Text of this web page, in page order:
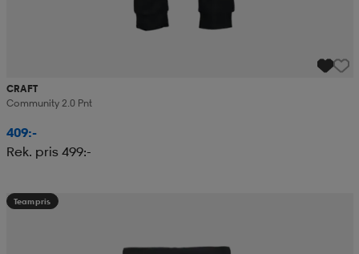
CRAFT
Community 2.0 Pnt
409:-
Rek. pris 499:-
Teampris